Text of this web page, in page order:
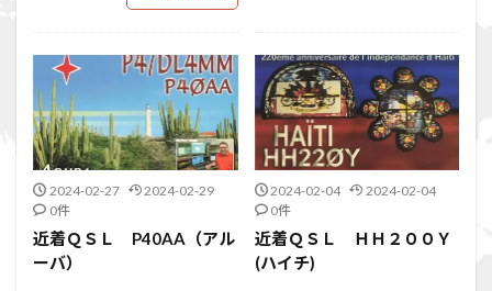
2024-02-27
2024-02-29
0件
近着ＱＳＬ P40AA（アル
ーバ）
2024-02-04
2024-02-04
0件
近着ＱＳＬ ＨＨ２００Ｙ
(ハイチ)